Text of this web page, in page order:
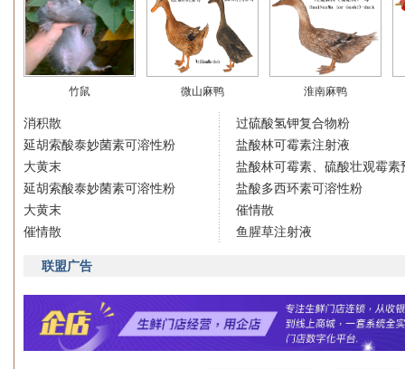
竹鼠 微山麻鸭 淮南麻鸭
消积散
延胡索酸泰妙菌素可溶性粉
大黄末
延胡索酸泰妙菌素可溶性粉
大黄末
催情散
过硫酸氢钾复合物粉
盐酸林可霉素注射液
盐酸林可霉素、硫酸壮观霉素
盐酸多西环素可溶性粉
催情散
鱼腥草注射液
联盟广告